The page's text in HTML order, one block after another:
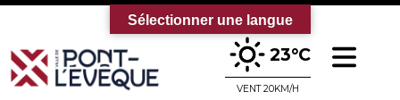
Bienvenue sur le site officiel de la
23°C
VENT 20KM/H
Sélectionner une langue